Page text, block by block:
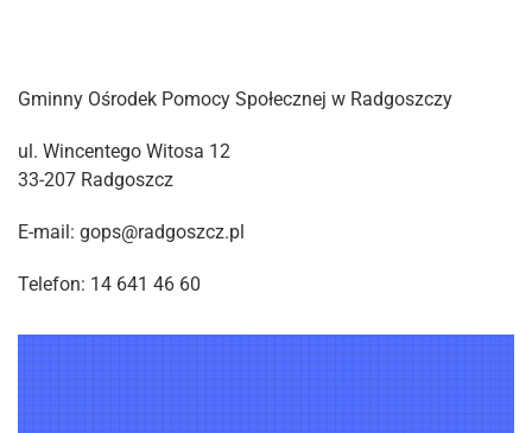
Gminny Ośrodek Pomocy Społecznej w Radgoszczy
ul. Wincentego Witosa 12
33-207 Radgoszcz
E-mail: gops@radgoszcz.pl
Telefon: 14 641 46 60